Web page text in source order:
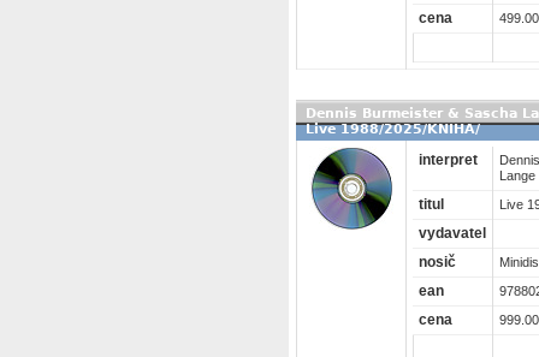
cena
Dennis Burmeister & Sascha
Live 1988/2025/KNIHA/
interpret
titul Live
vydavatel
nosič
ean
cena